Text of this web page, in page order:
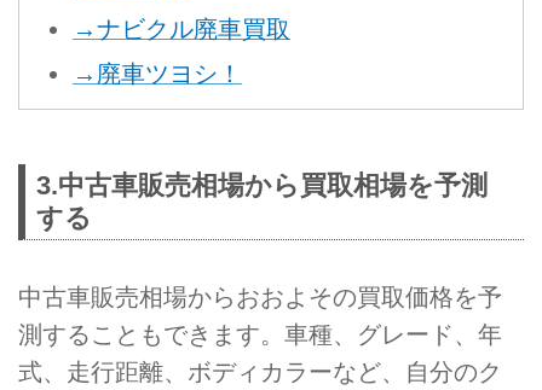
→ナビクル廃車買取
→廃車ツヨシ！
3.中古車販売相場から買取相場を予測
する
中古車販売相場からおおよその買取価格を予
測することもできます。車種、グレード、年
式、走行距離、ボディカラーなど、自分のク